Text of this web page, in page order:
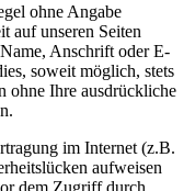
ohne Angabe
auf unseren Seiten
Anschrift oder E-
soweit möglich, stets
ohne Ihre ausdrückliche
im Internet (z.B.
aufweisen
dem Zugriff durch